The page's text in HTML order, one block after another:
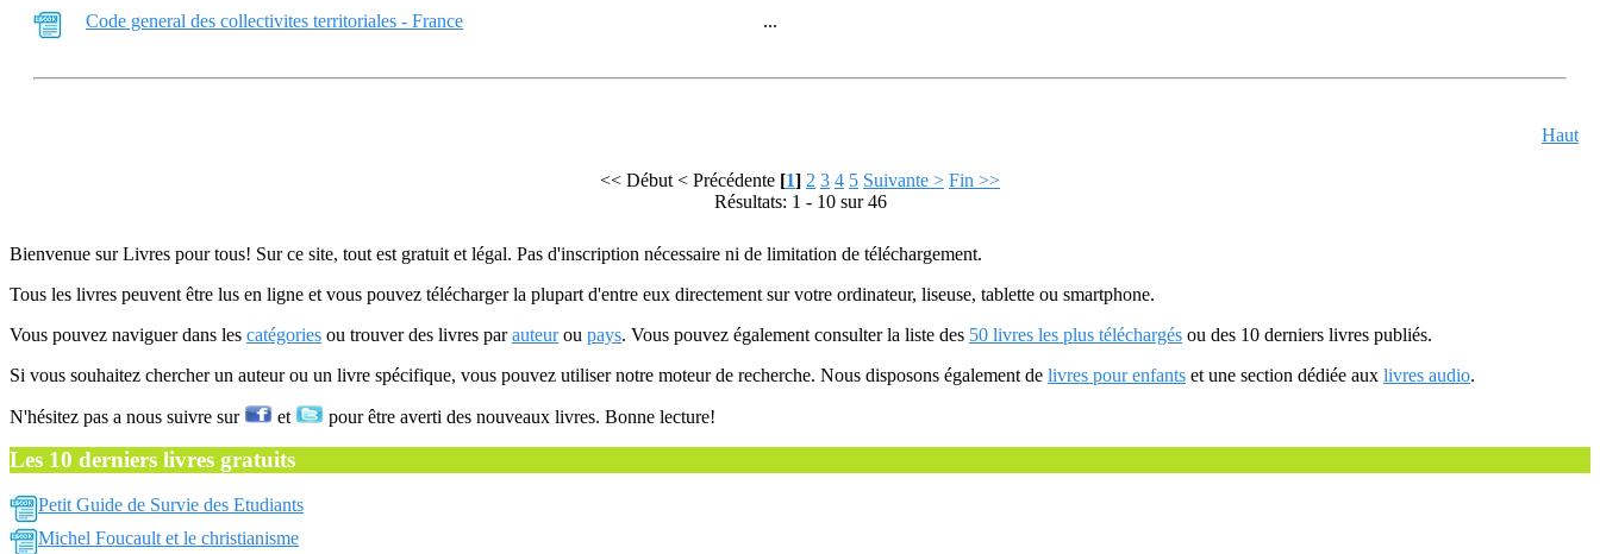
Code general des collectivites territoriales - France ...
Haut
<< Début < Précédente [1] 2 3 4 5 Suivante > Fin >>
Résultats: 1 - 10 sur 46
Bienvenue sur Livres pour tous! Sur ce site, tout est gratuit et légal. Pas d'inscription nécessaire ni de limitation de téléchargement.
Tous les livres peuvent être lus en ligne et vous pouvez télécharger la plupart d'entre eux directement sur votre ordinateur, liseuse, tablette ou smartphone.
Vous pouvez naviguer dans les catégories ou trouver des livres parauteurou pays. Vous pouvez également consulter la liste des 50 livres les plus téléchargés ou des 10 derniers livres publiés.
Si vous souhaitez chercher un auteur ou un livre spécifique, vous pouvez utiliser notre moteur de recherche. Nous disposons également de livres pour enfants et une section dédiée aux livres audio.
N'hésitez pas a nous suivre sur et pour être averti des nouveaux livres. Bonne lecture!
Les 10 derniers livres gratuits
Petit Guide de Survie des Etudiants
Michel Foucault et le christianisme